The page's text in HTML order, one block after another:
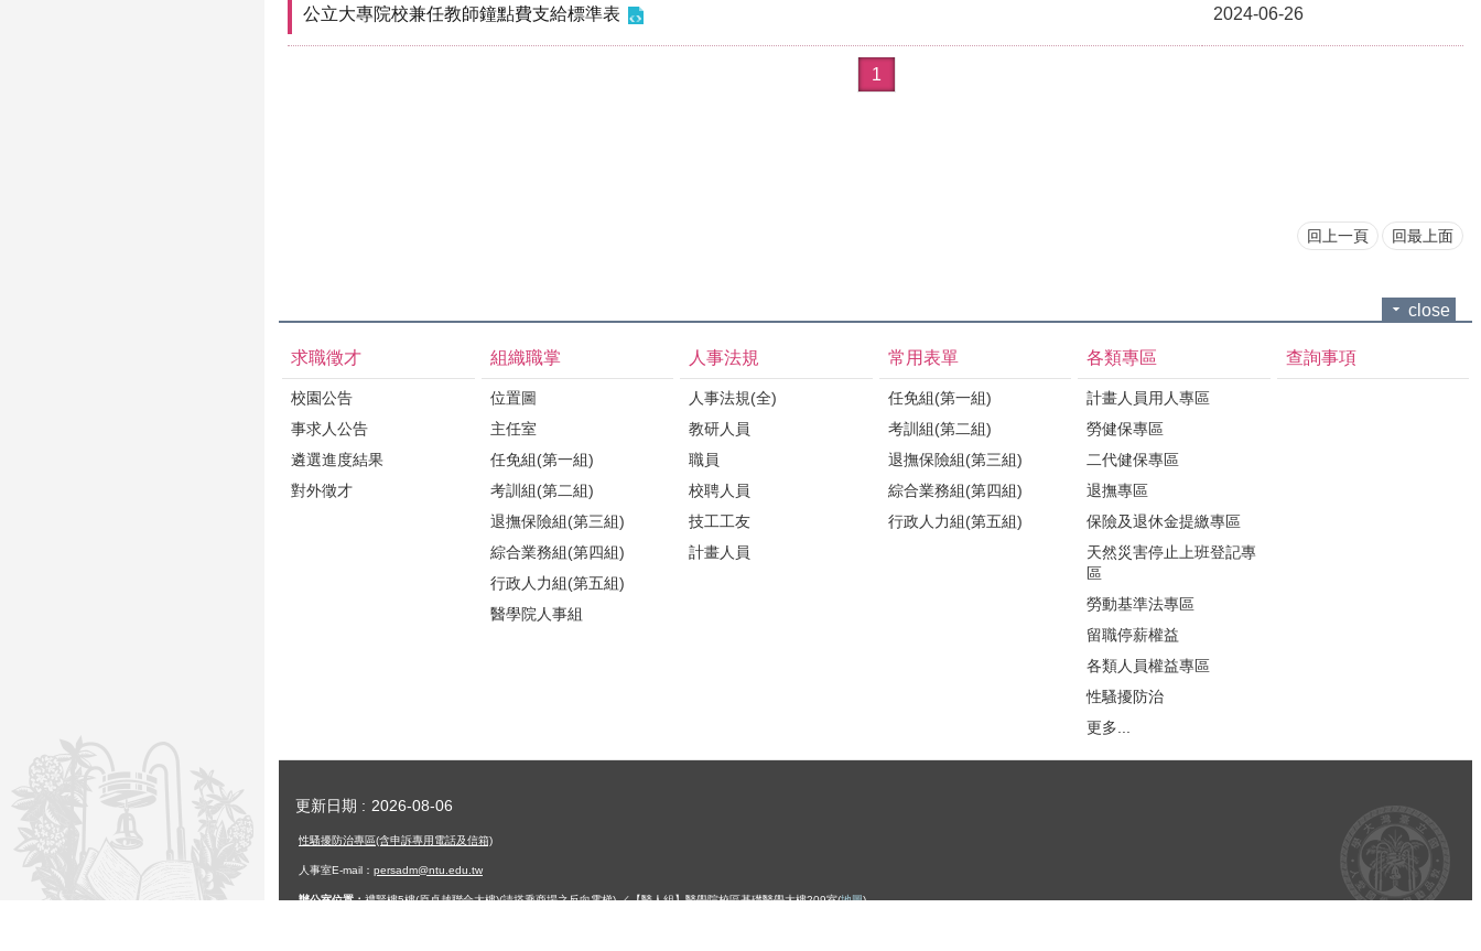
公立大專院校兼任教師鐘點費支給標準表 2024-06-26
1
回上一頁 回最上面
close
求職徵才
校園公告
事求人公告
遴選進度結果
對外徵才
組織職掌
位置圖
主任室
任免組(第一組)
考訓組(第二組)
退撫保險組(第三組)
綜合業務組(第四組)
行政人力組(第五組)
醫學院人事組
人事法規
人事法規(全)
教研人員
職員
校聘人員
技工工友
計畫人員
常用表單
任免組(第一組)
考訓組(第二組)
退撫保險組(第三組)
綜合業務組(第四組)
行政人力組(第五組)
各類專區
計畫人員用人專區
勞健保專區
二代健保專區
退撫專區
保險及退休金提繳專區
天然災害停止上班登記專
區
勞動基準法專區
留職停薪權益
各類人員權益專區
性騷擾防治
更多...
查詢事項
更新日期 2026-08-06
性騷擾防治專區(含申訴專用電話及信箱)
人事室E-mail： persadm@ntu.edu.tw
辦公室位置：禮賢樓5樓(原卓越聯合大樓)(請搭乘商場之反向電梯) ／【醫人組】醫學院校區基礎醫學大樓209室(地圖)